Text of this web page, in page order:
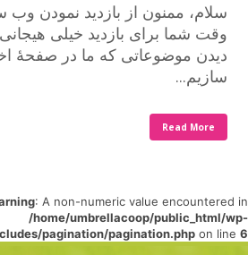
سلام، ممنون از بازدید نمودن وب
وقت شما برای بازدید خیلی
دیدن موضوعاتی که ما در صفحۀ
سازیم...
Read More
: A non-numeric value encountered in
/home/umbrellacoop/public_html/wp-
pagination/pagination.php on line 6